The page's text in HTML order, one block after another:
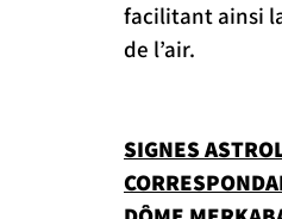
facilitant ainsi
de l’air.
SIGNES